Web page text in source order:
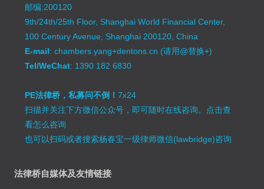
邮编:200120
9th/24th/25th Floor, Shanghai World Financial Center,
100 Century Avenue, Shanghai 200120, China
E-mail: chambers.yang+dentons.cn (请用@替换+)
Tel/WeChat: 1390 182 6830
PE法律桥，私募问不倒！7x24
扫描并关注下方微信公众号，即可随时在线咨询。 点击查
看怎么咨询
也可以扫码或者搜索杨春宝一级律师微信(lawbridge)咨询
法律桥自媒体及友情链接